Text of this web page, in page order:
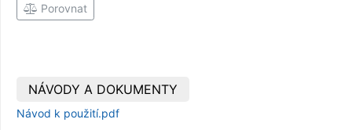
Porovnat
NÁVODY A DOKUMENTY
Návod k použití.pdf